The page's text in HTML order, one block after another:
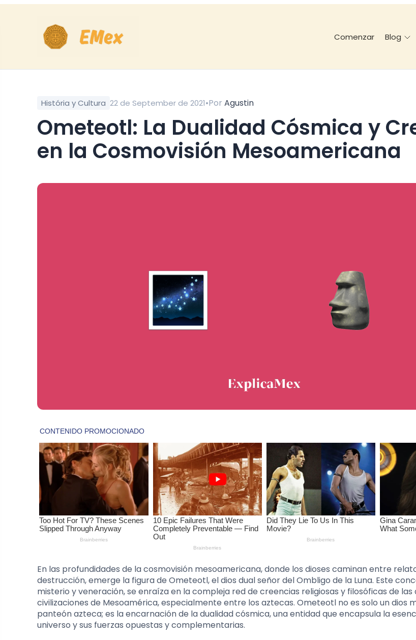
Comenzar Blog
História y Cultura 22 de September de 2021•Por Agustin
Ometeotl: La Dualidad Cósmica y Creadora
en la Cosmovisión Mesoamericana
En las profundidades de la cosmovisión mesoamericana, donde los dioses caminan entre
destrucción, emerge la figura de Ometeotl, el dios dual señor del Ombligo de la Luna. Este
misterio y veneración, se enraíza en la compleja red de creencias religiosas y filosóficas de las
civilizaciones de Mesoamérica, especialmente entre los aztecas. Ometeotl no es solo un dios
panteón azteca; es la encarnación de la dualidad cósmica, una entidad que encapsula la
universo y sus fuerzas opuestas y complementarias.